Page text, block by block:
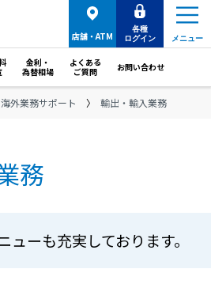
メニュー
店舗・ATM
各種
ログイン
金利・
為替相場
よくある
ご質問
お問い合わせ
海外業務サポート 輸出・輸入業務
務
ューも充実しております。